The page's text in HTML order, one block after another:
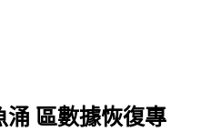
區數據恢復專